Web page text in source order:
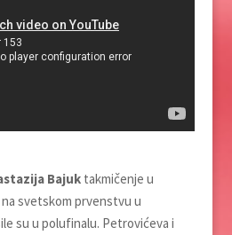
Bajuktakmičenje u
svetskom prvenstvu u
su u polufinalu. Petrovićeva i